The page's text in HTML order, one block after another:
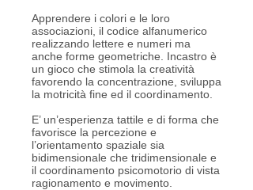
Apprendere i colori e le loro
associazioni, il codice alfanumerico
realizzando lettere e numeri ma
anche forme geometriche. Incastro è
un gioco che stimola la creatività
favorendo la concentrazione, sviluppa
la motricità fine ed il coordinamento.
E’ un’esperienza tattile e di forma che
favorisce la percezione e
l’orientamento spaziale sia
bidimensionale che tridimensionale e
il coordinamento psicomotorio di vista
ragionamento e movimento.